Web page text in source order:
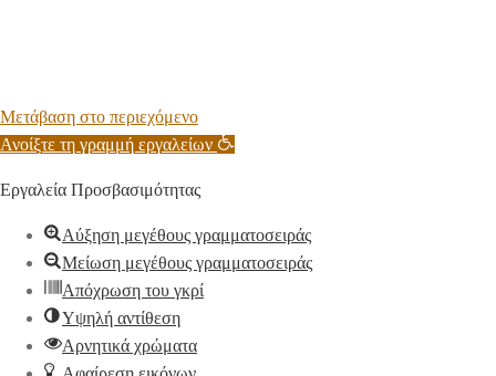
Μετάβαση στο περιεχόμενο
Ανοίξτε τη γραμμή εργαλείων
Εργαλεία Προσβασιμότητας
Αύξηση μεγέθους γραμματοσειράς
Μείωση μεγέθους γραμματοσειράς
Απόχρωση του γκρί
Υψηλή αντίθεση
Αρνητικά χρώματα